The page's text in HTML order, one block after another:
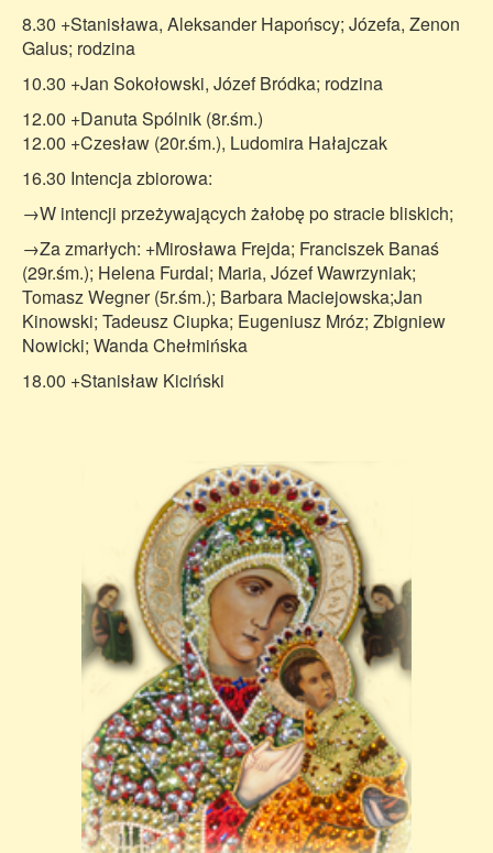
8.30 +Stanisława, Aleksander Hapońscy; Józefa, Zenon
Galus; rodzina
10.30 +Jan Sokołowski, Józef Bródka; rodzina
12.00 +Danuta Spólnik (8r.śm.)
12.00 +Czesław (20r.śm.), Ludomira Hałajczak
16.30 Intencja zbiorowa:
→W intencji przeżywających żałobę po stracie bliskich;
→Za zmarłych: +Mirosława Frejda; Franciszek Banaś
(29r.śm.); Helena Furdal; Maria, Józef Wawrzyniak;
Tomasz Wegner (5r.śm.); Barbara Maciejowska;Jan
Kinowski; Tadeusz Ciupka; Eugeniusz Mróz; Zbigniew
Nowicki; Wanda Chełmińska
18.00 +Stanisław Kiciński